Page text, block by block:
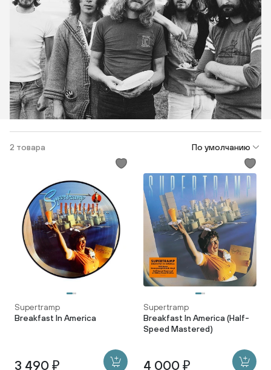
2 товара По умолчанию
Supertramp
Breakfast In America
3 490 ₽
Supertramp
Breakfast In America (Half-
Speed Mastered)
4 000 ₽